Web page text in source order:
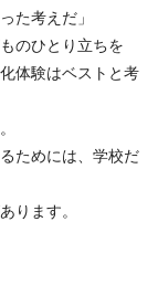
た考えだ」
のひとり立ちを
体験はベストと考
ためには、学校だ
ります。